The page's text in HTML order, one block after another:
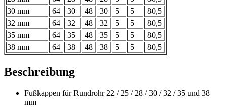
30 mm
64 30 48 30 5 5
80,5
32 mm
64 32 48 32 5 5
80,5
35 mm
64 35 48 35 5 5
80,5
38 mm
64 38 48 38 5 5 80,5
Beschreibung
Fußkappen für Rundrohr 22 / 25 / 28 / 30 / 32 / 35 und 38
mm